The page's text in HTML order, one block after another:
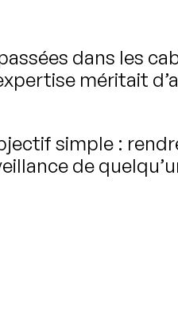
dans les
méritait
simple :
de